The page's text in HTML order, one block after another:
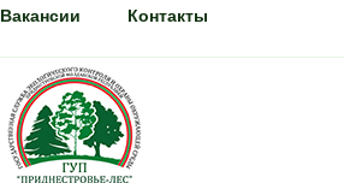
Вакансии Контакты